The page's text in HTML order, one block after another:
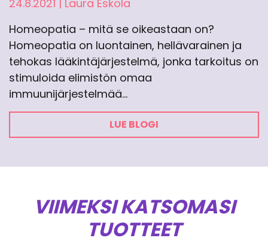
24.8.2021 | Laura Eskola
Homeopatia – mitä se oikeastaan on?
Homeopatia on luontainen, hellävarainen ja
tehokas lääkintäjärjestelmä, jonka tarkoitus on
stimuloida elimistön omaa
immuunijärjestelmää…
LUE BLOGI
VIIMEKSI KATSOMASI
TUOTTEET